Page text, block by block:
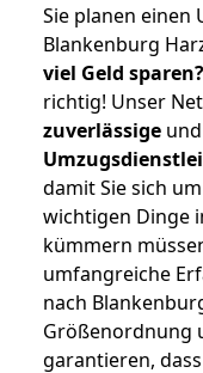
Sie planen einen
Blankenburg
viel Geld sparen?
richtig! Unser
zuverlässige und
damit Sie sich
wichtigen Dinge
kümmern
umfangreiche
nach
Größenordnung
garantieren,